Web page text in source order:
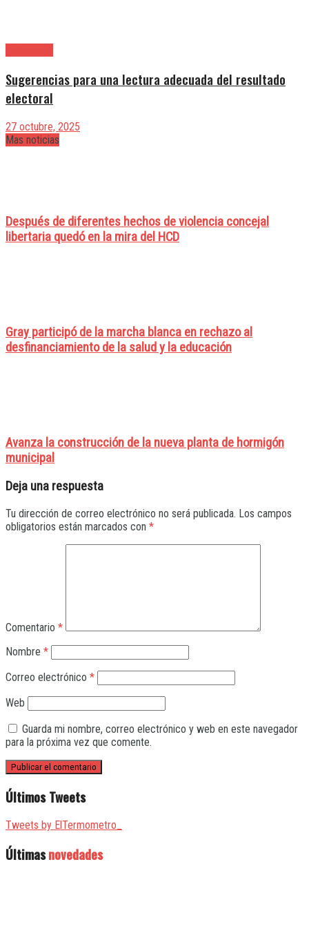
Sugerencias para una lectura adecuada del resultado
electoral
27 octubre, 2025
Mas noticias
Después de diferentes hechos de violencia concejal
libertaria quedó en la mira del HCD
Gray participó de la marcha blanca en rechazo al
desfinanciamiento de la salud y la educación
Avanza la construcción de la nueva planta de hormigón
municipal
Deja una respuesta
Tu dirección de correo electrónico no será publicada. Los campos
obligatorios están marcados con *
Comentario *
Nombre *
Correo electrónico *
Web
Guarda mi nombre, correo electrónico y web en este navegador
para la próxima vez que comente.
Últimos Tweets
Tweets by ElTermometro_
Últimasnovedades